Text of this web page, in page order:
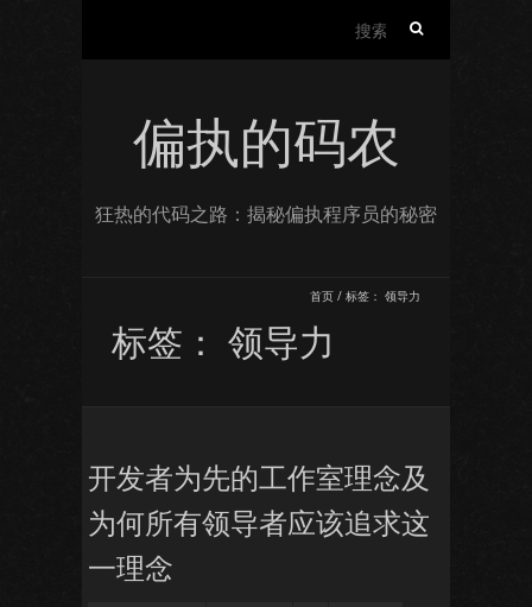
偏执的码农
狂热的代码之路：揭秘偏执程序员的秘密
首页 / 标签： 领导力
标签： 领导力
开发者为先的工作室理念及
为何所有领导者应该追求这
一理念